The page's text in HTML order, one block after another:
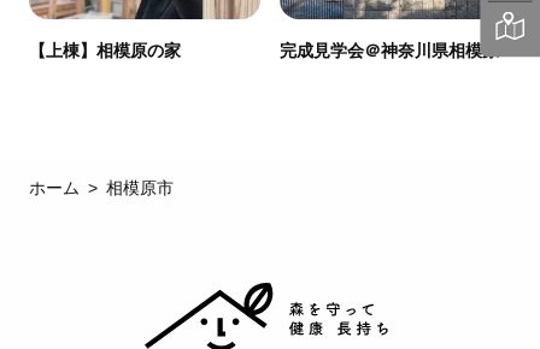
【上棟】相模原の家 完成見学会＠神奈川県相模原
ホーム 相模原市